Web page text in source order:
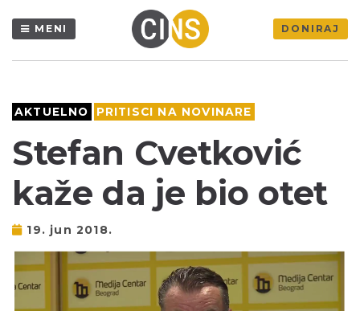
MENI DONIRAJ
AKTUELNO PRITISCI NA NOVINARE
Stefan Cvetković
kaže da je bio otet
19. jun 2018.